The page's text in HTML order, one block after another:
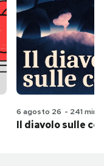
6 agosto 26 - 241 min
Il diavolo sulle